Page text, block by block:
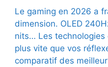
Le gaming en 2026 a
dimension. OLED
nits… Les technologies
plus vite que vos
comparatif des